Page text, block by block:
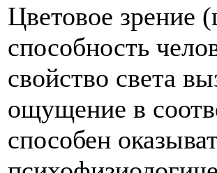
Цветовое зрение
способность
свойство света
ощущение в
способен